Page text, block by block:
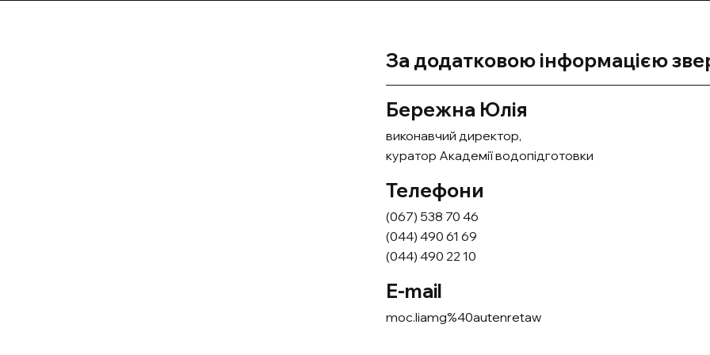
За додатковою інформацією
Бережна Юлія
виконавчий директор,
куратор Академії водопідготовки
Телефони
(067) 538 70 46
(044) 490 61 69
(044) 490 22 10
E-mail
moc.liamg%40autenretaw